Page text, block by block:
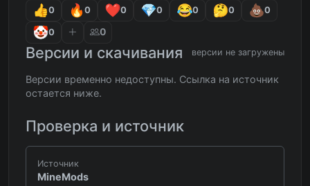
0 0 0 0 0 0 0
0 0
Версии и скачивания версии не загружены
Версии временно недоступны. Ссылка на источник
остается ниже.
Проверка и источник
Источник
MineMods